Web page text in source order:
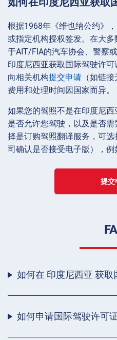
根据1968年《维也纳公约》
或指定机构授权签发。在大
于AIT/FIA的汽车协会、警察
印度尼西亚获取国际驾驶许
向相关机构提交申请 （如链
费用和处理时间因国家而异。
如果您的驾照不是在印度尼
是否允许您驾驶，以及是否
择是订购驾照翻译服务，可
司确认是否接受电子版），例
提交
如何在 印度尼西亚 获取
如何申请国际驾驶许可